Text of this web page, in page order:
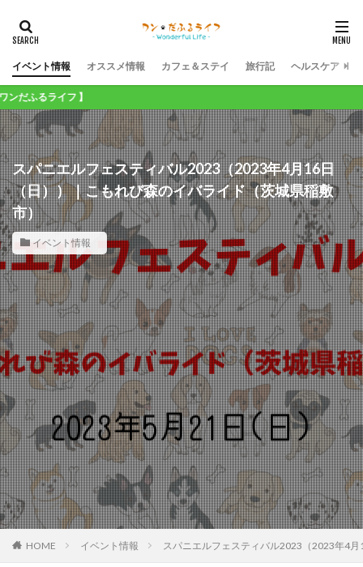
イベント情報 オススメ情報 カフェ＆ステイ 旅行記 ヘルスケア
フ 】
スパニエルフェスティバル2023（2023年4月16日
（日））｜こもれび森のイバライド（茨城県稲敷
市）
イベント情報
HOME イベント情報 スパニエルフェスティバル2023（2023年4